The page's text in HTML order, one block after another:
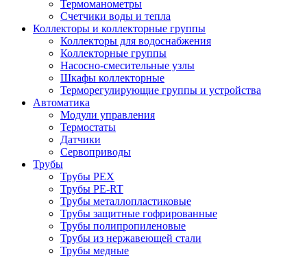
Термоманометры
Счетчики воды и тепла
Коллекторы и коллекторные группы
Коллекторы для водоснабжения
Коллекторные группы
Насосно-смесительные узлы
Шкафы коллекторные
Терморегулирующие группы и устройства
Автоматика
Модули управления
Термостаты
Датчики
Сервоприводы
Трубы
Трубы PEX
Трубы PE-RT
Трубы металлопластиковые
Трубы защитные гофрированные
Трубы полипропиленовые
Трубы из нержавеющей стали
Трубы медные